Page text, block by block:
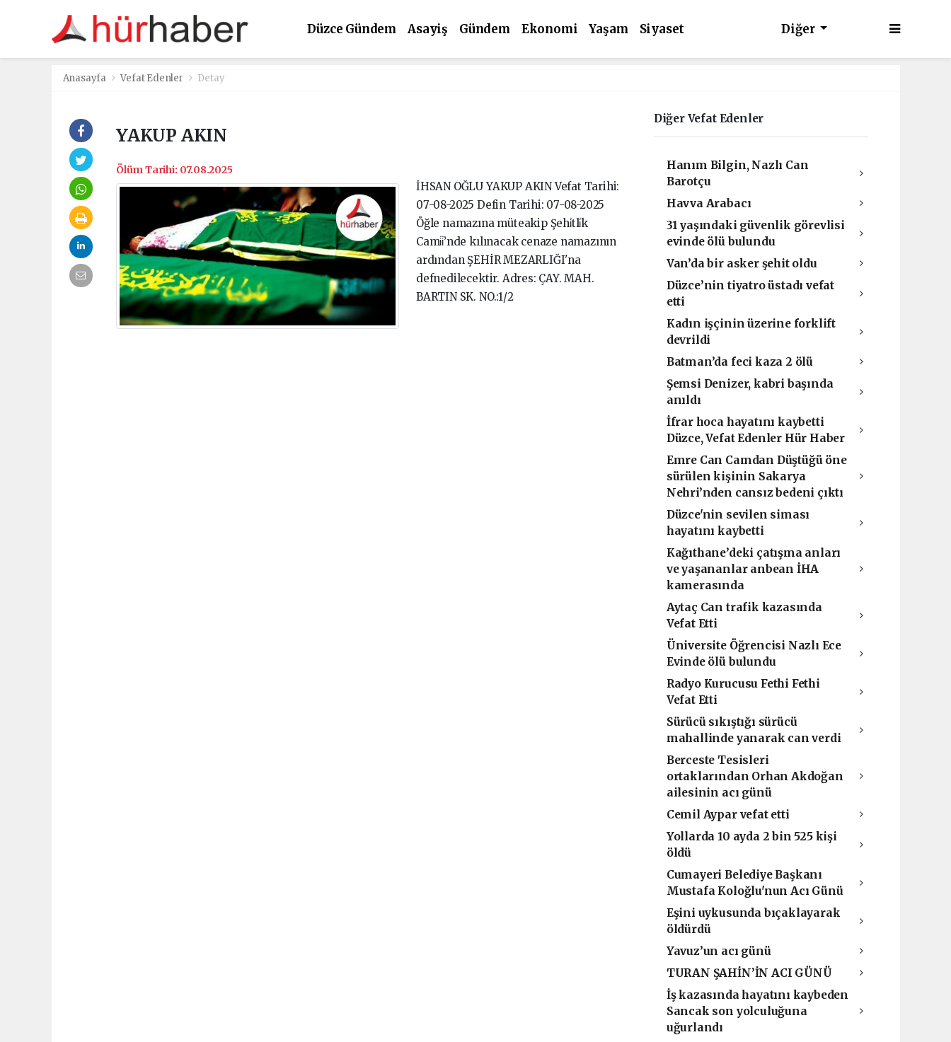
Düzce Gündem Asayiş Gündem Ekonomi Yaşam
Siyaset
Diğer
Anasayfa Vefat Edenler Detay
YAKUP AKIN
Ölüm Tarihi: 07.08.2025
İHSAN OĞLU YAKUP AKIN Vefat Tarihi:
07-08-2025 Defin Tarihi: 07-08-2025
Öğle namazına müteakip Şehi̇tli̇k
Cami̇i̇’nde kılınacak cenaze namazının
ardından ŞEHİR MEZARLIĞI'na
defnedilecektir. Adres: ÇAY. MAH.
BARTIN SK. NO.:1/2
Diğer Vefat Edenler
Hanım Bilgin, Nazlı Can
Barotçu
Havva Arabacı
31 yaşındaki güvenlik görevlisi
evinde ölü bulundu
Van’da bir asker şehit oldu
Düzce’nin tiyatro üstadı vefat
etti
Kadın işçinin üzerine forklift
devrildi
Batman’da feci kaza 2 ölü
Şemsi Denizer, kabri başında
anıldı
İfrar hoca hayatını kaybetti
Düzce, Vefat Edenler Hür Haber
Emre Can Camdan Düştüğü öne
sürülen kişinin Sakarya
Nehri’nden cansız bedeni çıktı
Düzce'nin sevilen siması
hayatını kaybetti
Kağıthane’deki çatışma anları
ve yaşananlar anbean İHA
kamerasında
Aytaç Can trafik kazasında
Vefat Etti
Üniversite Öğrencisi Nazlı Ece
Evinde ölü bulundu
Radyo Kurucusu Fethi Fethi
Vefat Etti
Sürücü sıkıştığı sürücü
mahallinde yanarak can verdi
Berceste Tesisleri
ortaklarından Orhan Akdoğan
ailesinin acı günü
Cemil Aypar vefat etti
Yollarda 10 ayda 2 bin 525 kişi
öldü
Cumayeri Belediye Başkanı
Mustafa Koloğlu'nun Acı Günü
Eşini uykusunda bıçaklayarak
öldürdü
Yavuz’un acı günü
TURAN ŞAHİN’İN ACI GÜNÜ
İş kazasında hayatını kaybeden
Sancak son yolculuğuna
uğurlandı